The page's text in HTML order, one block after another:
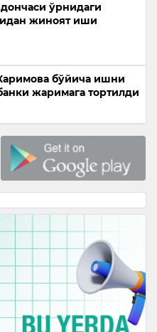
ўрнидаги
жиноят иши
бўйича ишни
жаримага тортилди